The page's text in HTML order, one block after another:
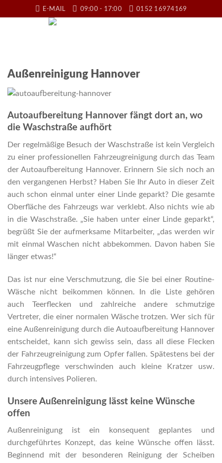
to
E-MAIL 09:00 - 17:00 0152 16974169
Außenreinigung Hannover
Autoaufbereitung Hannover fängt dort an, wo
die Waschstraße aufhört
Der regelmäßige Besuch der Waschstraße ist kein Vergleich
zu einer professionellen Fahrzeugreinigung durch das Team
der Autoaufbereitung Hannover. Erinnern Sie sich noch an
den vergangenen Herbst? Haben Sie Ihr Auto in dieser Zeit
auch schon einmal unter einer Linde geparkt? Die gesamte
Oberfläche des Fahrzeugs war verklebt. Also nichts wie ab
in die Waschstraße. „Sie haben unter einer Linde geparkt“,
begrüßt Sie der aufmerksame Mitarbeiter, „das werden wir
mit einmal Waschen nicht abbekommen. Davon haben Sie
länger etwas!“
Das ist nur eine Verschmutzung, die Sie bei einer Routine-
Wäsche nicht beikommen können. In die Liste gehören
auch Teerflecken und zahlreiche andere schmutzige
Vertreter, die einer normalen Wäsche trotzen. Wer sich für
eine Außenreinigung durch die Autoaufbereitung Hannover
entscheidet, kann sich gewiss sein, dass all diese Flecken
der Fahrzeugreinigung zum Opfer fallen. Spätestens bei der
Fahrzeugpflege verschwinden auch kleine Kratzer usw.
durch intensives Polieren.
Unsere Außenreinigung lässt keine Wünsche
offen
Außenreinigung ist ein konsequent geplantes und
durchgeführtes Konzept, das keine Wünsche offen lässt.
Beginnend mit der besonderen Reinigung der Scheiben